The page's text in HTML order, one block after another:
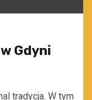
Gdyni
tradycja. W tym